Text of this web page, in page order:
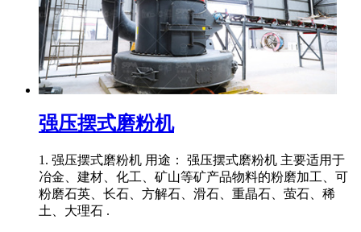
强压摆式磨粉机
1. 强压摆式磨粉机 用途： 强压摆式磨粉机 主要适用于
冶金、建材、化工、矿山等矿产品物料的粉磨加工、可
粉磨石英、长石、方解石、滑石、重晶石、萤石、稀
土、大理石 .